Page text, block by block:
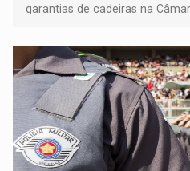
garantias de cadeiras na